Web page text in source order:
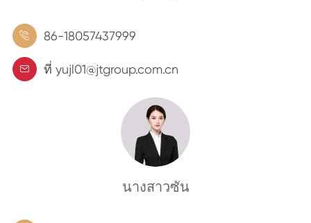
 86-18057437999
 ที่ yujl01@jtgroup.com.cn
นางสาวซัน